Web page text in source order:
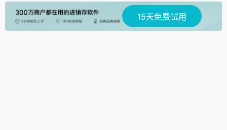
15天免费试用